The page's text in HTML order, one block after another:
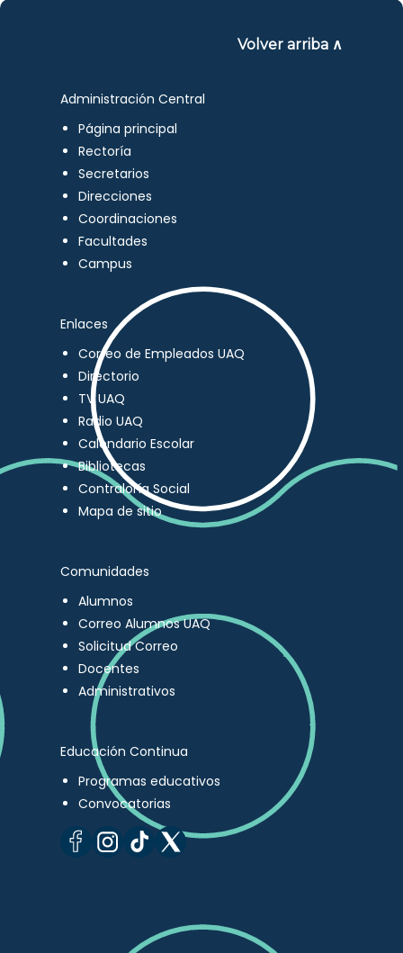
Volver arriba ∧
Administración Central
Página principal
Rectoría
Secretarios
Direcciones
Coordinaciones
Facultades
Campus
Enlaces
Correo de Empleados UAQ
Directorio
TV UAQ
Radio UAQ
Calendario Escolar
Bibliotecas
Contraloría Social
Mapa de sitio
Comunidades
Alumnos
Correo Alumnos UAQ
Solicitud Correo
Docentes
Administrativos
Educación Continua
Programas educativos
Convocatorias